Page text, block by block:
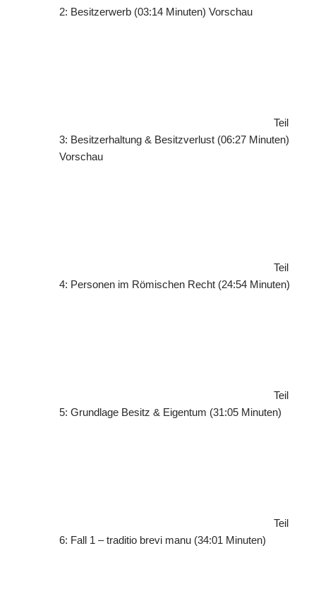
2: Besitzerwerb (03:14 Minuten) Vorschau
Teil
3: Besitzerhaltung & Besitzverlust (06:27 Minuten)
Vorschau
Teil
4: Personen im Römischen Recht (24:54 Minuten)
Teil
5: Grundlage Besitz & Eigentum (31:05 Minuten)
Teil
6: Fall 1 – traditio brevi manu (34:01 Minuten)